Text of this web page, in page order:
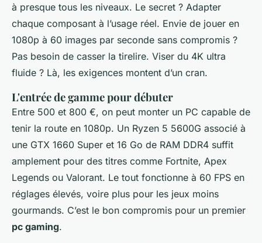
à presque tous les niveaux. Le secret ? Adapter
chaque composant à l’usage réel. Envie de jouer en
1080p à 60 images par seconde sans compromis ?
Pas besoin de casser la tirelire. Viser du 4K ultra
fluide ? Là, les exigences montent d’un cran.
L'entrée de gamme pour débuter
Entre 500 et 800 €, on peut monter un PC capable de
tenir la route en 1080p. Un Ryzen 5 5600G associé à
une GTX 1660 Super et 16 Go de RAM DDR4 suffit
amplement pour des titres comme Fortnite, Apex
Legends ou Valorant. Le tout fonctionne à 60 FPS en
réglages élevés, voire plus pour les jeux moins
gourmands. C’est le bon compromis pour un premier
pc gaming.